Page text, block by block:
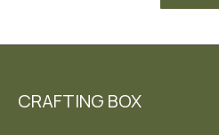
CRAFTING BOX